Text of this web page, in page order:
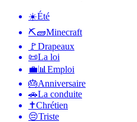
☀️Été
⛏🧱Minecraft
🚩Drapeaux
📜La loi
💼📊 Emploi
🎂Anniversaire
🚗La conduite
✝️Chrétien
😔Triste